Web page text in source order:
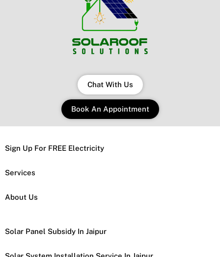
Chat With Us
Book An Appointment
Sign Up For FREE Electricity
Services
About Us
Solar Panel Subsidy In Jaipur